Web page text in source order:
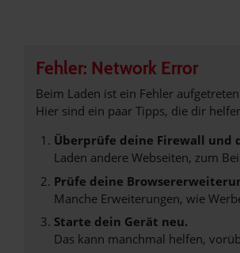
Fehler: Network Error
Beim Laden ist ein Fehler
Hier sind ein paar Tipps, die dir
Überprüfe deine Firewall und
Laden andere Webseiten, zum
Prüfe deine
Manche Erweiterungen, wie
Starte dein Gerät neu.
Das kann manchmal helfen,